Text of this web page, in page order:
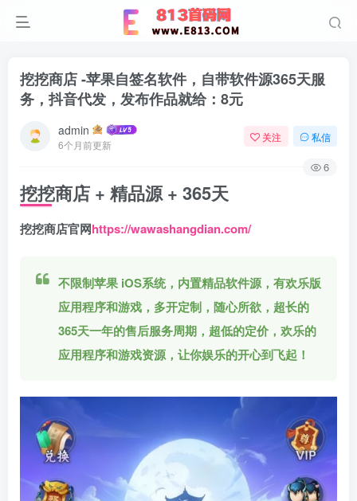
挖挖商店 -苹果自签名软件，自带软件源365天服
务，抖音代发，发布作品就给：8元
admin
6个月前更新
关注 私信
6
挖挖商店 + 精品源 + 365天
挖挖商店官网https://wawashangdian.com/
不限制苹果 iOS系统，内置精品软件源，有欢乐版
应用程序和游戏，多开定制，随心所欲，超长的
365天一年的售后服务周期，超低的定价，欢乐的
应用程序和游戏资源，让你娱乐的开心到飞起！